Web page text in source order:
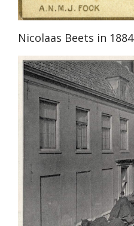
Nicolaas Beets in 1884